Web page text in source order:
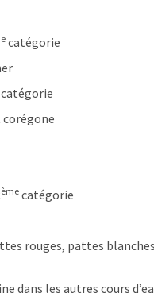
catégorie
catégorie
corégone
ème catégorie
rouges, pattes
les autres cours